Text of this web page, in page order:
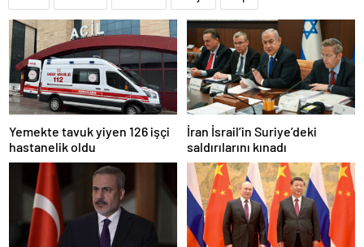
Yemekte tavuk yiyen 126 işçi
hastanelik oldu
İran İsrail’in Suriye’deki
saldırılarını kınadı